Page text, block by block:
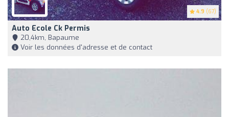
4.9 (67)
Auto Ecole Ck Permis
20,4km, Bapaume
Voir les données d'adresse et de contact